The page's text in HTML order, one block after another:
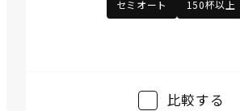
セミオート 150杯以上
比較する